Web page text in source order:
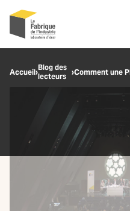
Recherche
Accueil›Blog des
lecteurs ›